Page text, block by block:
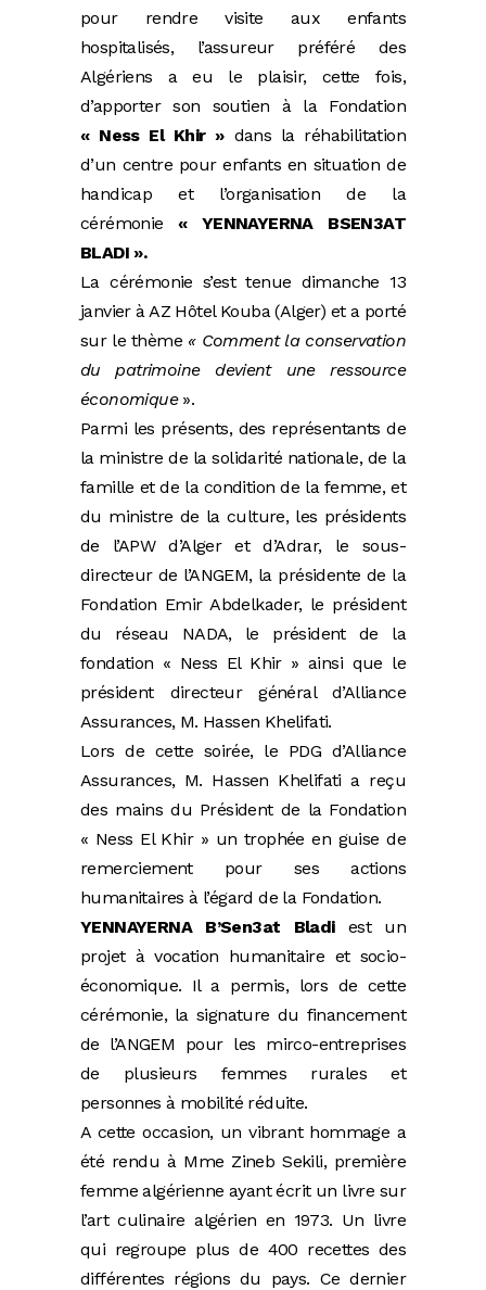
pour rendre visite aux enfants
hospitalisés, l’assureur préféré des
Algériens a eu le plaisir, cette fois,
d’apporter son soutien à la Fondation
« Ness El Khir »dans la réhabilitation
d’un centre pour enfants en situation de
handicap et l’organisation de la
cérémonie « YENNAYERNA BSEN3AT
BLADI ».
La cérémonie s’est tenue dimanche 13
janvier à AZ Hôtel Kouba (Alger) et a porté
sur le thème « Comment la conservation
du patrimoine devient une ressource
économique».
Parmi les présents, des représentants de
la ministre de la solidarité nationale, de la
famille et de la condition de la femme, et
du ministre de la culture, les présidents
de l’APW d’Alger et d’Adrar, le sous-
directeur de l’ANGEM, la présidente de la
Fondation Emir Abdelkader, le président
du réseau NADA, le président de la
fondation « Ness El Khir » ainsi que le
président directeur général d’Alliance
Assurances, M. Hassen Khelifati.
Lors de cette soirée, le PDG d’Alliance
Assurances, M. Hassen Khelifati a reçu
des mains du Président de la Fondation
« Ness El Khir » un trophée en guise de
remerciement pour ses actions
humanitaires à l’égard de la Fondation.
YENNAYERNA B’Sen3at Bladiest un
projet à vocation humanitaire et socio-
économique. Il a permis, lors de cette
cérémonie, la signature du financement
de l’ANGEM pour les mirco-entreprises
de plusieurs femmes rurales et
personnes à mobilité réduite.
A cette occasion, un vibrant hommage a
été rendu à Mme Zineb Sekili, première
femme algérienne ayant écrit un livre sur
l’art culinaire algérien en 1973. Un livre
qui regroupe plus de 400 recettes des
différentes régions du pays. Ce dernier